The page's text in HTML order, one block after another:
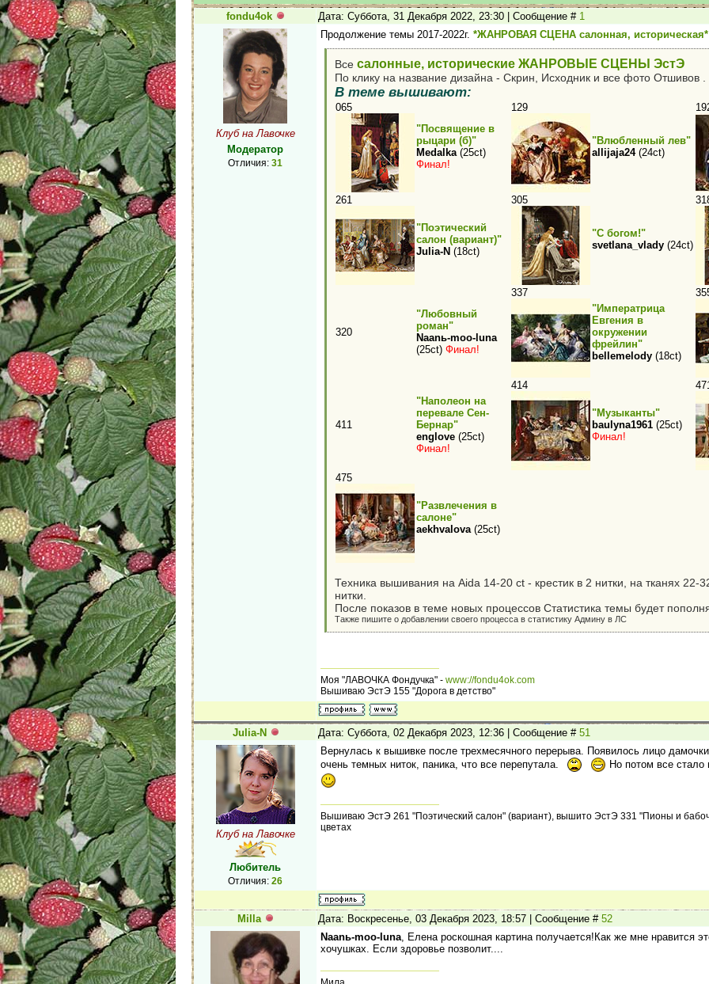
fondu4ok Дата: Суббота, 31 Декабря 2022, 23:30 | Сообщение # 1
Клуб на Лавочке
Модератор
Отличия: 31
Продолжение темы 2017-2022г. *ЖАНРОВАЯ СЦЕНА салонная,
Все салонные, исторические ЖАНРОВЫЕ CЦЕНЫ ЭстЭ
По клику на название дизайна - Скрин, Исходник и все фото Отшивов .
В теме вышивают:
065
"Посвящение в
рыцари (б)"
Medalka(25ct)
Финал!
129
"Влюбленный лев"
allijaja24(24ct)
261
"Поэтический
салон (вариант)"
Julia-N (18ct)
305
"С богом!"
svetlana_vlady (24ct)
320
"Любовный
роман"
Naanь-moo-luna
(25ct) Финал!
337
"Императрица
Евгения в
окружении
фрейлин"
bellemelody (18ct)
411
"Наполеон на
перевале Сен-
Бернар"
englove (25ct)
Финал!
414
"Музыканты"
baulyna1961 (25ct)
Финал!
475
"Развлечения в
салоне"
aekhvalova(25ct)
Техника вышивания на Aida 14-20 ct - крестик в 2 нитки, на тканях 22-
нитки.
После показов в теме новых процессов Статистика темы будет
Также пишите о добавлении своего процесса в статистику Админу в ЛС
Моя "ЛАВОЧКА Фондучка" - www://fondu4ok.com
Вышиваю ЭстЭ 155 "Дорога в детство"
Julia-N Дата: Суббота, 02 Декабря 2023, 12:36 | Сообщение # 51
Клуб на Лавочке
Любитель
Отличия: 26
Вернулась к вышивке после трехмесячного перерыва. Появилось лицо
очень темных ниток, паника, что все перепутала.
Но потом все
Вышиваю ЭстЭ 261 "Поэтический салон" (вариант), вышито ЭстЭ 331 "Пионы и
цветах
Milla Дата: Воскресенье, 03 Декабря 2023, 18:57 | Сообщение # 52
Naanь-moo-luna, Елена роскошная картина получается!Как же мне нравится
хочушках. Если здоровье позволит....